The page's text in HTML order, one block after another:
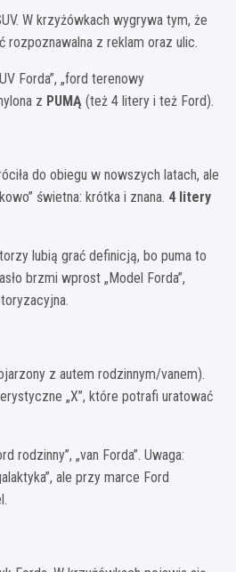
W krzyżówkach wygrywa tym, że
rozpoznawalna z reklam oraz ulic.
Forda”, „ford terenowy
z PUMĄ (też 4 litery i też Ford).
do obiegu w nowszych latach, ale
świetna: krótka i znana. 4 litery
lubią grać definicją, bo puma to
brzmi wprost „Model Forda”,
z autem rodzinnym/vanem).
„X”, które potrafi uratować
rodzinny”, „van Forda”. Uwaga:
ale przy marce Ford